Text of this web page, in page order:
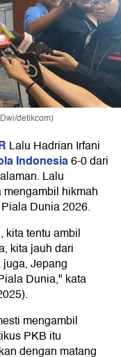
detikcom)
Lalu Hadrian Irfani
Indonesia6-0 dari
Lalu
hikmah
Dunia 2026.
kita tentu ambil
kita jauh dari
Jepang
Dunia," kata
mengambil
PKB itu
dengan matang